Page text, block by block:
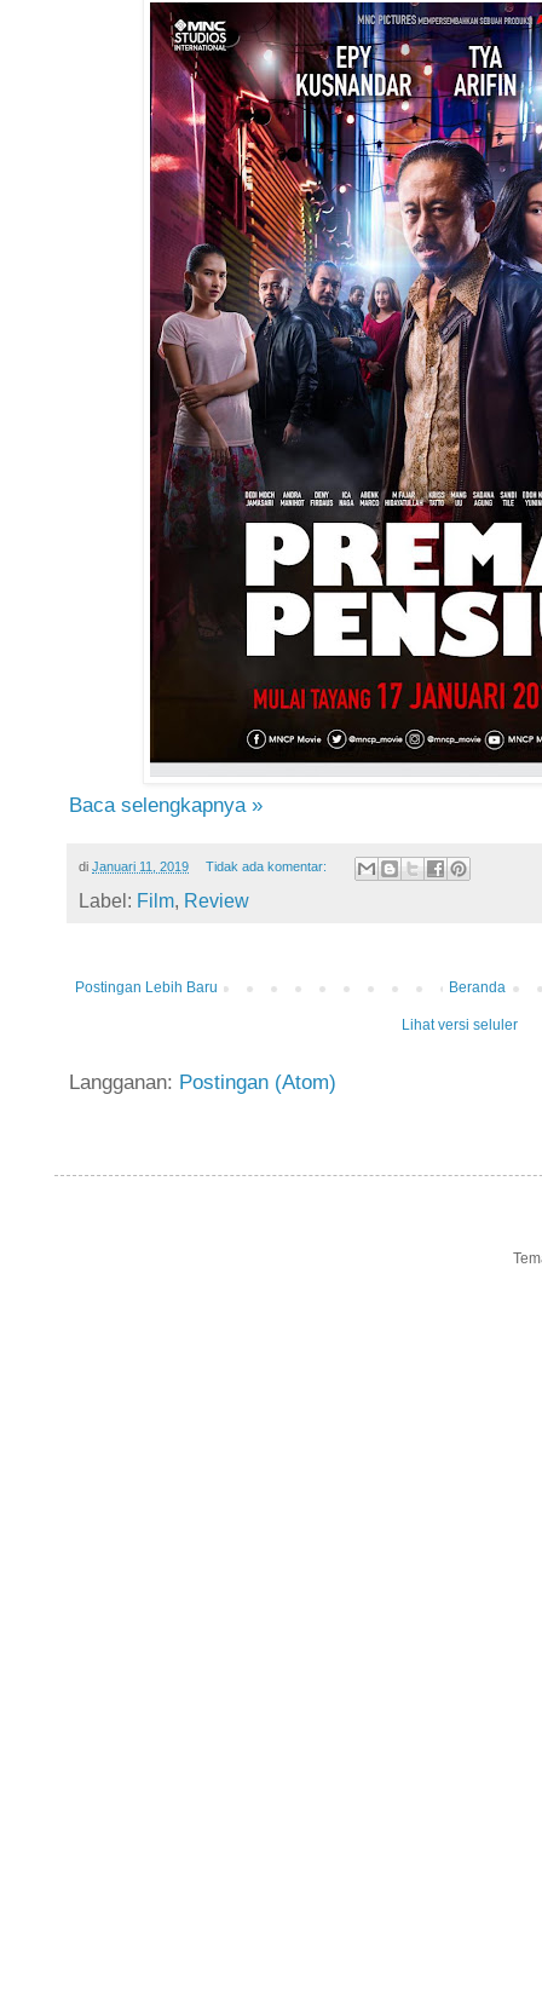
Baca selengkapnya »
di Januari 11, 2019 Tidak ada komentar:
Label: Film, Review
Postingan Lebih Baru Beranda
Lihat versi seluler
Langganan: Postingan (Atom)